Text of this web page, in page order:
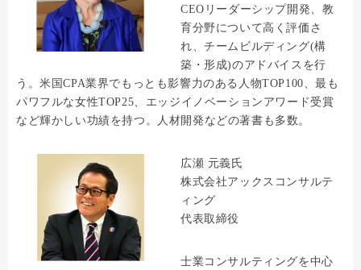
CEOリーダーシップ開発、教
育分野について高く評価さ
れ、チームビルディング(構
築・形成)のアドバイスを行
う。米国CPA業界でもっとも影響力のある人物TOP100、最も
パワフルな女性TOP25、エッジイノベーションアワード受賞
など輝かしい功績を持つ。人材開発などの著書も多数。
広瀬 元義氏
株式会社アックスコンサルテ
ィング
代表取締役
士業コンサルティングを中心